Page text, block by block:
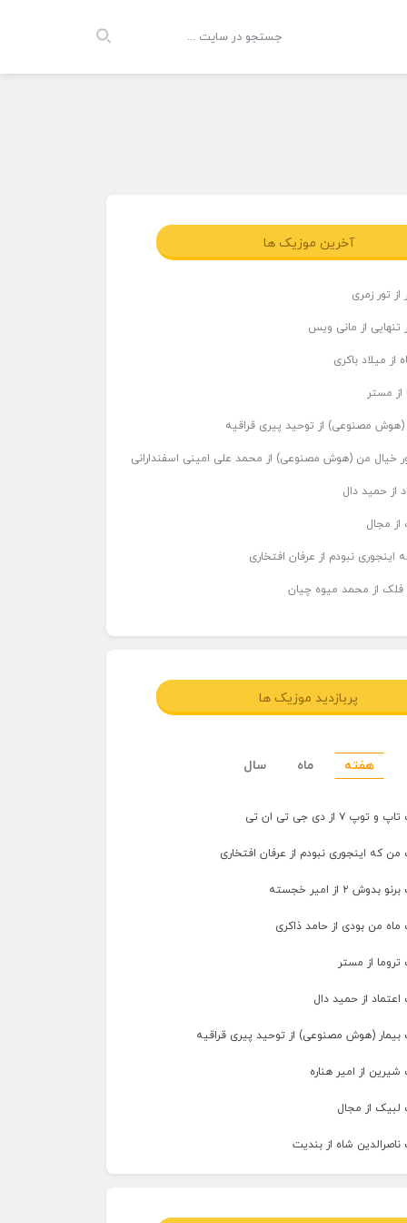
آخرین موزیک ها
تور زمری
تنهایی از مانی ویس
از میلاد باکری
از مستر
(هوش مصنوعی) از توحید پیری قراقیه
خیال من (هوش مصنوعی) از محمد علی امینی اسفندارانی
از حمید دال
از مجال
اینجوری نبودم از عرفان افتخاری
فلک از محمد میوه چیان
پربازدید موزیک ها
هفته ماه سال
۷ از دی جی تی ان تی
من که اینجوری نبودم از عرفان افتخاری
۲ از امیر خجسته
ماه من بودی از حامد ذاکری
تروما از مستر
اعتماد از حمید دال
بیمار (هوش مصنوعی) از توحید پیری قراقیه
شیرین از امیر هناره
لبیک از مجال
ناصرالدین شاه از بندیت